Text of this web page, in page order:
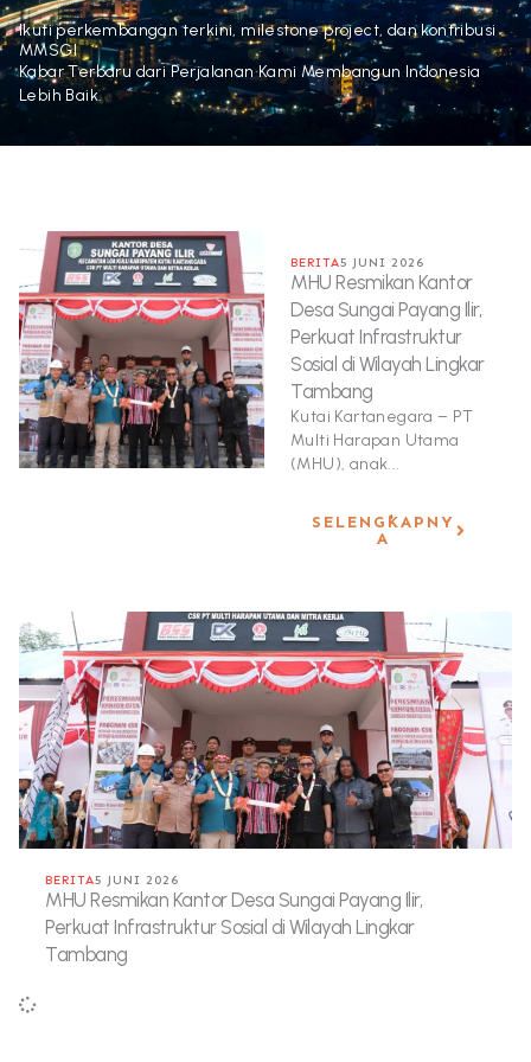
Ikuti perkembangan terkini, milestone project, dan kontribusi
MMSGI
Kabar Terbaru dari Perjalanan Kami Membangun Indonesia
Lebih Baik.
BERITA5 JUNI 2026
MHU Resmikan Kantor
Desa Sungai Payang Ilir,
Perkuat Infrastruktur
Sosial di Wilayah Lingkar
Tambang
Kutai Kartanegara – PT
Multi Harapan Utama
(MHU), anak...
SELENGKAPNY
A
BERITA5 JUNI 2026
MHU Resmikan Kantor Desa Sungai Payang Ilir,
Perkuat Infrastruktur Sosial di Wilayah Lingkar
Tambang